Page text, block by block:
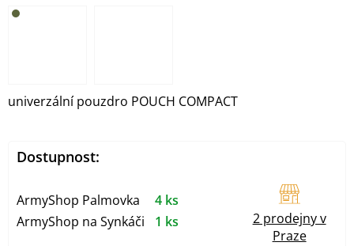
univerzální pouzdro POUCH COMPACT
Dostupnost:
ArmyShop Palmovka
4 ks
ArmyShop na Synkáči
1 ks
2 prodejny v
Praze